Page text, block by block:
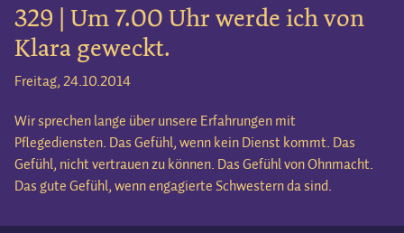
329 | Um 7.00 Uhr werde ich von
Klara geweckt.
Freitag, 24.10.2014
Wir sprechen lange über unsere Erfahrungen mit
Pflegediensten. Das Gefühl, wenn kein Dienst kommt. Das
Gefühl, nicht vertrauen zu können. Das Gefühl von Ohnmacht.
Das gute Gefühl, wenn engagierte Schwestern da sind.